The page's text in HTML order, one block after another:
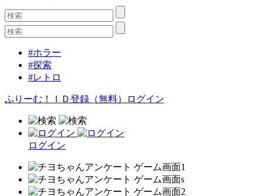
#ホラー
#探索
#レトロ
ふりーむ！ＩＤ登録（無料） ログイン
ログイン